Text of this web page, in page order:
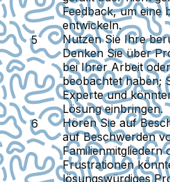
Feedback, um eine
entwickeln.
Nutzen Sie Ihre
Denken Sie über
bei Ihrer Arbeit
beobachtet haben;
Experte und
Lösung einbringen.
Hören Sie auf
auf Beschwerden
Familienmitgliedern
Frustrationen
lösungswürdiges